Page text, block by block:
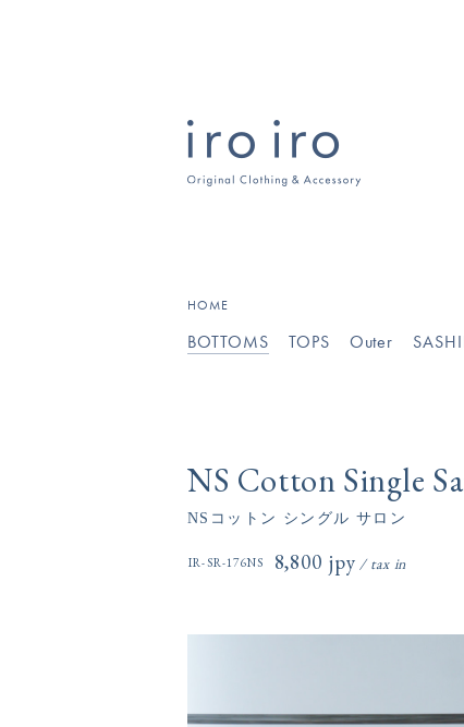
HOME
BOTTOMS TOPS Outer
NS Cotton Single
NSコットン シングル サロン
IR-SR-176NS 8,800円(税込)